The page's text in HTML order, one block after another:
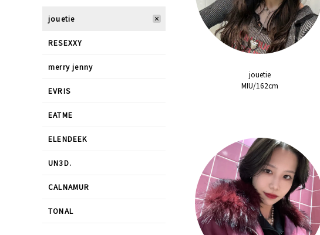
jouetie
MIU/162cm
jouetie
RESEXXY
merry jenny
EVRIS
EATME
ELENDEEK
UN3D.
CALNAMUR
TONAL